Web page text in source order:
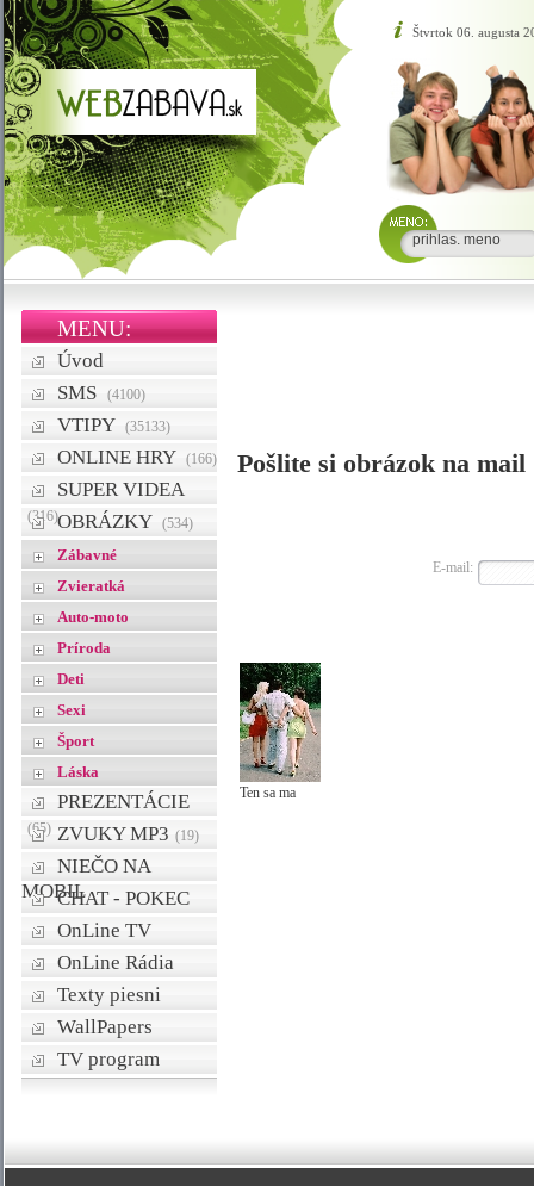
Štvrtok 06. augusta
MENU:
Úvod
SMS
(4100)
VTIPY (35133)
ONLINE HRY (166)
SUPER VIDEA
(316)OBRÁZKY (534)
Zábavné
Zvieratká
Auto-moto
Príroda
Deti
Sexi
Šport
Láska
PREZENTÁCIE
(65) ZVUKY MP3 (19)
NIEČO NA
MOBILCHAT - POKEC
OnLine TV
OnLine Rádia
Texty piesni
WallPapers
TV program
Pošlite si obrázok na mail
E-mail:
Ten sa ma